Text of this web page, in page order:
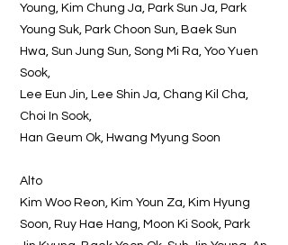
Young, Kim Chung Ja, Park Sun Ja, Park
Young Suk, Park Choon Sun, Baek Sun
Hwa, Sun Jung Sun, Song Mi Ra, Yoo Yuen
Sook,
Lee Eun Jin, Lee Shin Ja, Chang Kil Cha,
Choi In Sook,
Han Geum Ok, Hwang Myung Soon
Alto
Kim Woo Reon, Kim Youn Za, Kim Hyung
Soon, Ruy Hae Hang, Moon Ki Sook, Park